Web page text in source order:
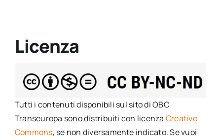
Licenza
Tutti i contenuti disponibili sul sito di OBC
Transeuropa sono distribuiti con licenza Creative
Commons, se non diversamente indicato. Se vuoi